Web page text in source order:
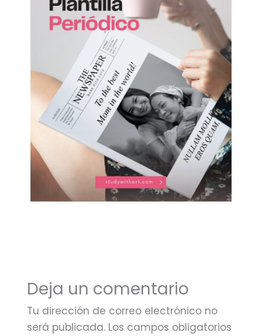
Deja un comentario
Tu dirección de correo electrónico no
será publicada. Los campos obligatorios